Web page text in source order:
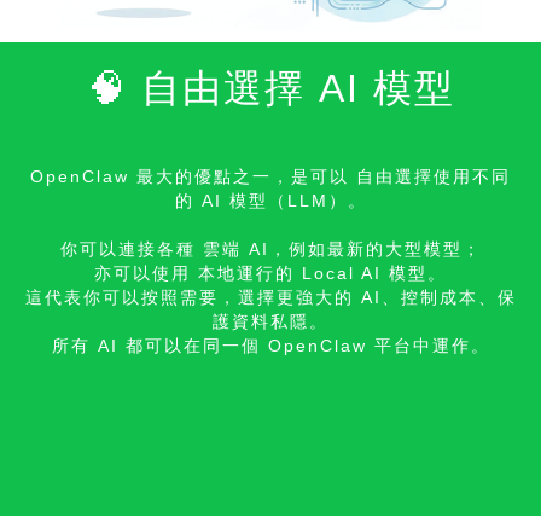
🧠 自由選擇 AI 模型
OpenClaw 最大的優點之一，是可以 自由選擇使用不同
的 AI 模型（LLM）。
你可以連接各種 雲端 AI，例如最新的大型模型；
亦可以使用 本地運行的 Local AI 模型。
這代表你可以按照需要，選擇更強大的 AI、控制成本、保
護資料私隱。
所有 AI 都可以在同一個 OpenClaw 平台中運作。